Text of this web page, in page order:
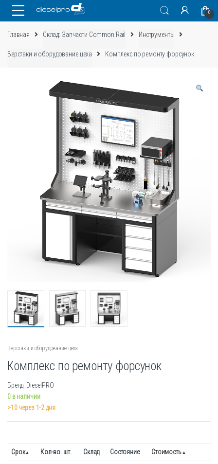
0
Главная Склад: Запчасти Common Rail Инструменты
Верстаки и оборудование цеха Комплекс по ремонту форсунок
Верстаки и оборудование цеха
Комплекс по ремонту форсунок
Бренд: DieselPRO
0 в наличии
>10 через 1-2 дня
Срок Кол-во. шт. Склад Состояние Стоимость